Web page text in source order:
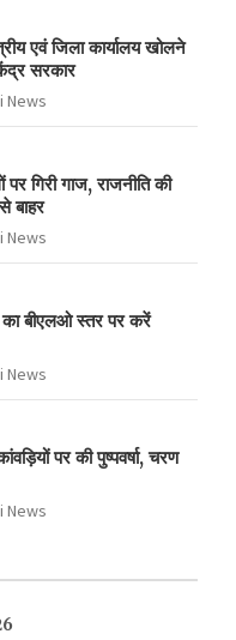
एवं जिला कार्यालय खोलने
सरकार
News
गिरी गाज, राजनीति की
बाहर
News
का बीएलओ स्तर पर करें
News
पर की पुष्पवर्षा, चरण
News